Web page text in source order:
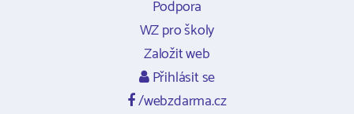
Podpora
WZ pro školy
Založit web
Přihlásit se
/webzdarma.cz